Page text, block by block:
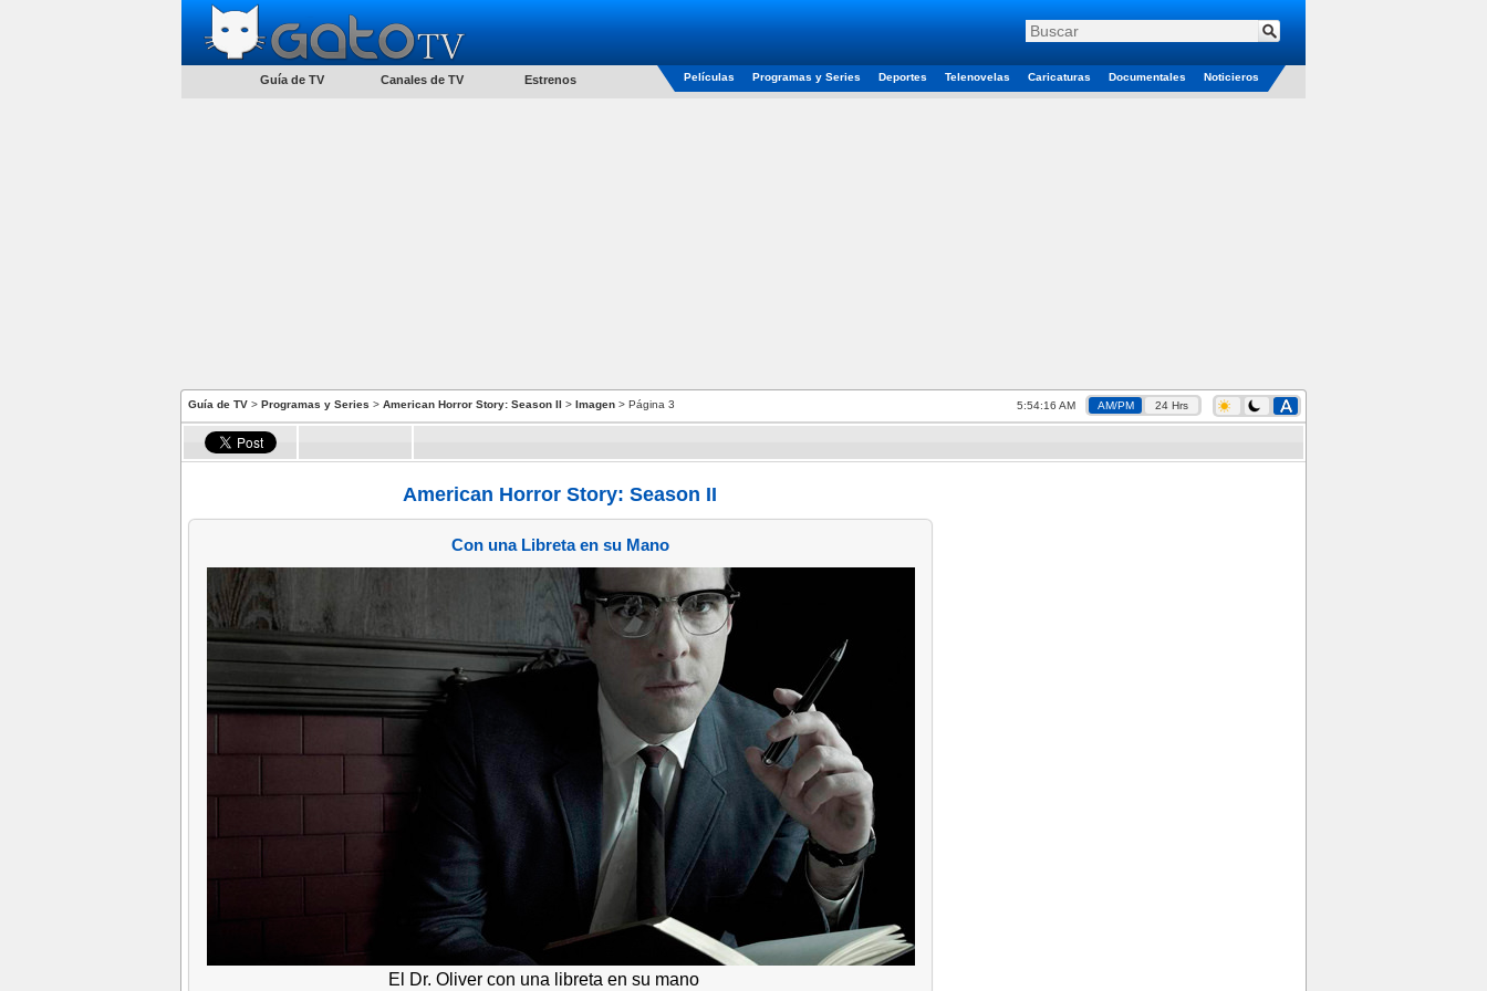
Guía de TV Canales de TV Estrenos Películas Programas y Series Deportes Telenovelas Caricaturas Documentales Noticieros
Guía de TV > Programas y Series > American Horror Story: Season II > Imagen > Página 3 5:54:16 AM AM/PM 24 Hrs
American Horror Story: Season II
Con una Libreta en su Mano
El Dr. Oliver con una libreta en su mano